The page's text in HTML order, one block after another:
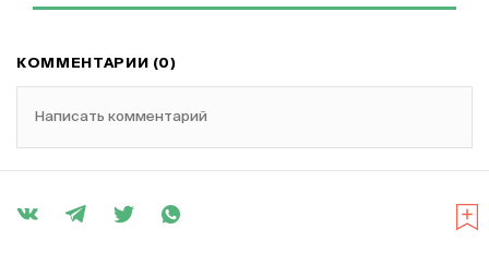
КОММЕНТАРИИ (0)
Написать комментарий